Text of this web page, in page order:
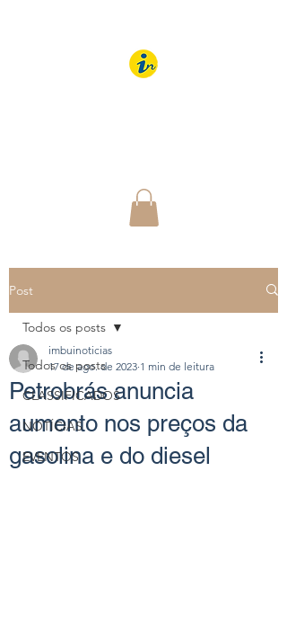
Post
Todos os posts
CLASSIFICADOS
NOTÍCIAS
EVENTOS
Todos os posts
Petrobrás anuncia
aumento nos preços da
gasolina e do diesel
imbuinoticias
17 de ago. de 2023 1 min de leitura